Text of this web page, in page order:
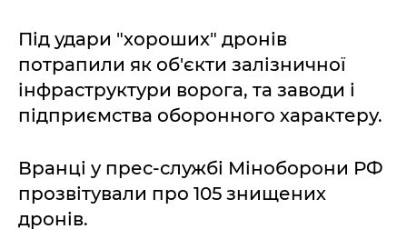
Під удари "хороших" дронів
потрапили як об'єкти залізничної
інфраструктури ворога, та заводи і
підприємства оборонного характеру.
Вранці у прес-службі Міноборони РФ
прозвітували про 105 знищених
дронів.